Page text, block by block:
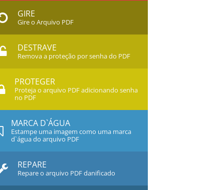
GIRE
Gire o Arquivo PDF
DESTRAVE
Remova a proteção por senha do PDF
PROTEGER
Proteja o arquivo PDF adicionando senha
no PDF
MARCA D`ÁGUA
Estampe uma imagem como uma marca
d`água do arquivo PDF
REPARE
Repare o arquivo PDF danificado